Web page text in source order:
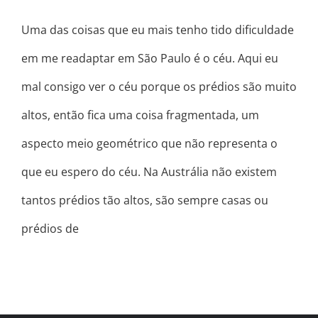
Uma das coisas que eu mais tenho tido dificuldade
em me readaptar em São Paulo é o céu. Aqui eu
mal consigo ver o céu porque os prédios são muito
altos, então fica uma coisa fragmentada, um
aspecto meio geométrico que não representa o
que eu espero do céu. Na Austrália não existem
tantos prédios tão altos, são sempre casas ou
prédios de